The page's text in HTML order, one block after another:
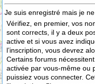
Je suis enregistré mais je
Vérifiez, en premier, vos
sont corrects, il y a deux
active et si vous avez
l’inscription, vous devrez
Certains forums
activée par vous-même ou
puissiez vous connecter.